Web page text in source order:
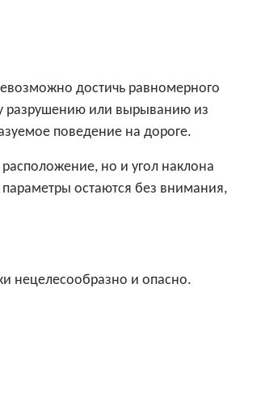
достичь равномерного
разрушению или вырыванию из
поведение на дороге.
но и угол наклона
остаются без внимания,
нецелесообразно и опасно.